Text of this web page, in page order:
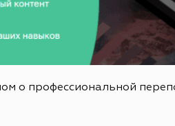
о профессиональной